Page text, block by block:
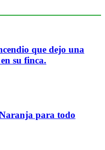
que dejo una
su finca.
para todo